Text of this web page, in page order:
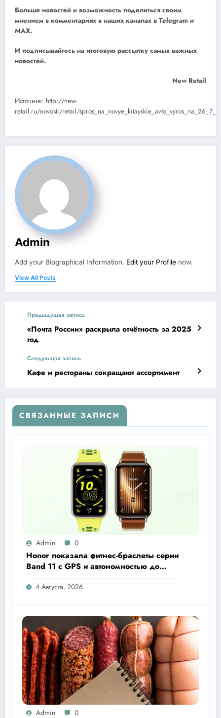
Больше новостей и возможность поделиться своим
мнением в комментариях в наших каналах в Telegram и
MAX.
И подписывайтесь на итоговую рассылку самых важных
новостей.
New Retail
Источник: http://new-
retail.ru/novosti/retail/
Admin
Add your Biographical Information. Edit your Profile now.
View All Posts
Предыдущая запись
«Почта России» раскрыла отчётность за 2025
год
Следующая запись
Кафе и рестораны сокращают ассортимент
СВЯЗАННЫЕ ЗАПИСИ
Admin 0
Honor показала фитнес-браслеты серии
Band 11 с GPS и автономностью до
26 дней
4 Августа, 2026
Admin 0